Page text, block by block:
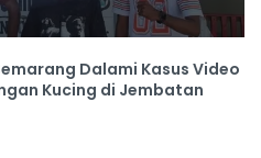
Dalami Kasus Video
Kucing di Jembatan